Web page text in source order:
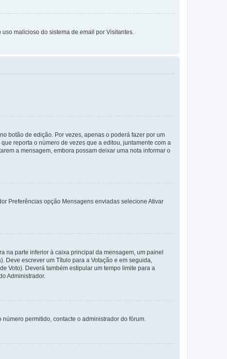
malicioso do sistema de email por Visitantes.
botão de edição. Por vezes, apenas o poderá fazer por um
reporta o número de vezes que a editou, juntamente com a
a mensagem, embora possam deixar uma nota informar o
Preferências opção Mensagens enviadas selecione Ativar
na parte inferior à caixa principal da mensagem, um painel
escrever um Título para a Votação e em seguida,
Voto). Deverá também estipular um tempo limite para a
Administrador.
permitido, contacte o administrador do fórum.